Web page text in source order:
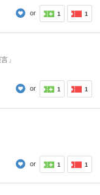
or 1 1
」
or 1 1
or 1 1